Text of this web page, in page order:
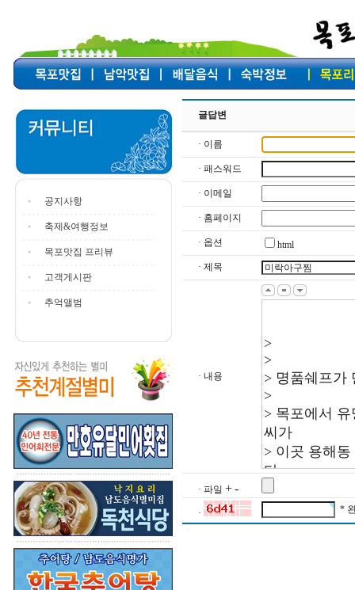
공지사항
축제&여행정보
목포맛집 프리뷰
고객게시판
추억앨범
글답변
· 이름
· 패스워드
· 이메일
· 홈페이지
· 옵션
html
· 제목
· 내용
· 파일 + -
· *